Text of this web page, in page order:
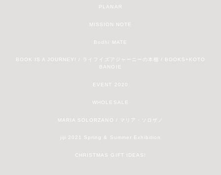
PLANAR
MISSION NOTE
Bodhi MATE
BOOK IS A JOURNEY! / ライフイズアジャーニーの本棚 / BOOKS+KOTO
BANOIE
EVENT 2020
WHOLESALE
MARIA SOLORZANO / マリア・ソロザノ
jiji 2021 Spring & Summer Exhibition
CHRISTMAS GIFT IDEAS!